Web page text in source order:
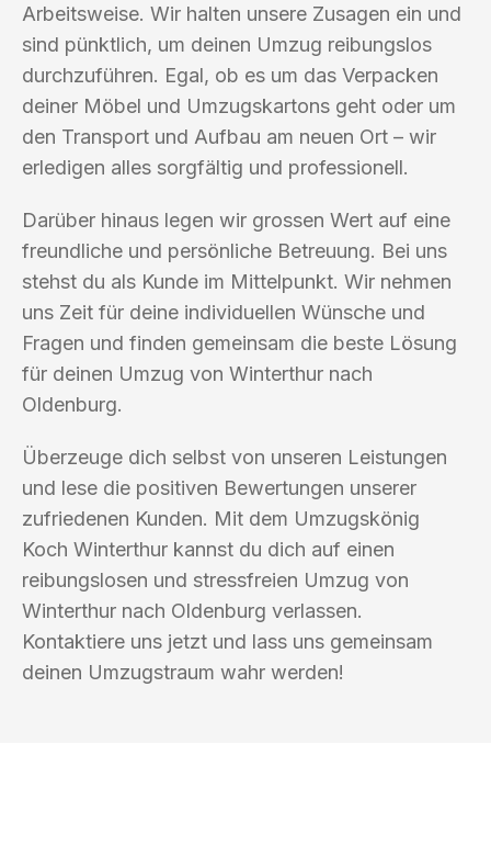
Arbeitsweise. Wir halten unsere Zusagen ein und
sind pünktlich, um deinen Umzug reibungslos
durchzuführen. Egal, ob es um das Verpacken
deiner Möbel und Umzugskartons geht oder um
den Transport und Aufbau am neuen Ort – wir
erledigen alles sorgfältig und professionell.
Darüber hinaus legen wir grossen Wert auf eine
freundliche und persönliche Betreuung. Bei uns
stehst du als Kunde im Mittelpunkt. Wir nehmen
uns Zeit für deine individuellen Wünsche und
Fragen und finden gemeinsam die beste Lösung
für deinen Umzug von Winterthur nach
Oldenburg.
Überzeuge dich selbst von unseren Leistungen
und lese die positiven Bewertungen unserer
zufriedenen Kunden. Mit dem Umzugskönig
Koch Winterthur kannst du dich auf einen
reibungslosen und stressfreien Umzug von
Winterthur nach Oldenburg verlassen.
Kontaktiere uns jetzt und lass uns gemeinsam
deinen Umzugstraum wahr werden!